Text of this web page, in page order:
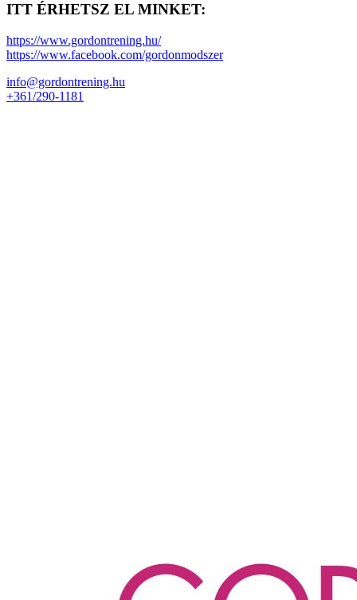
ITT ÉRHETSZ EL MINKET:
https://www.gordontrening.hu/
https://www.facebook.com/gordonmodszer
info@gordontrening.hu
+361/290-1181